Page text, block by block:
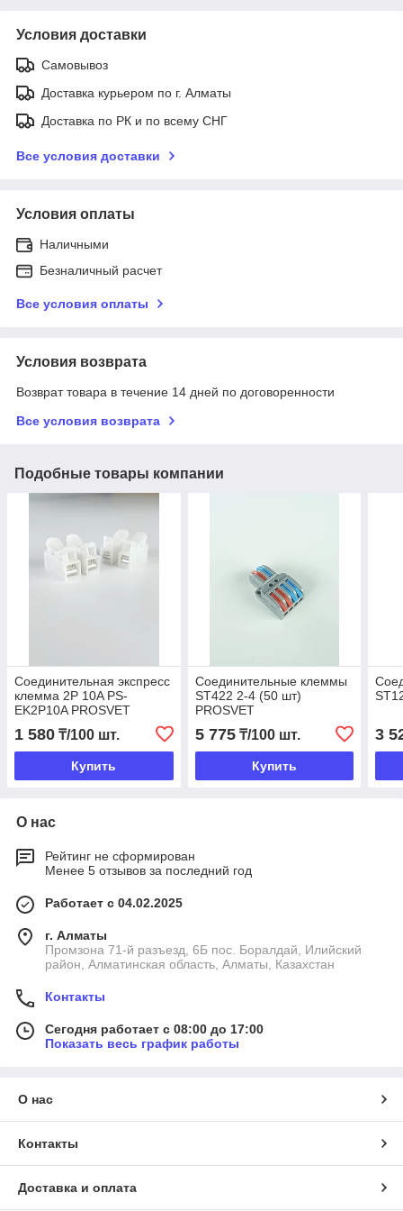
Условия доставки
Самовывоз
Доставка курьером по г. Алматы
Доставка по РК и по всему СНГ
Все условия доставки
Условия оплаты
Наличными
Безналичный расчет
Все условия оплаты
Условия возврата
Возврат товара в течение 14 дней по договоренности
Все условия возврата
Подобные товары компании
Соединительная экспресс
клемма 2P 10A PS-
EK2P10A PROSVET
1 580 ₸/100 шт.
Купить
Соединительные клеммы
ST422 2-4 (50 шт)
PROSVET
5 775₸/100 шт.
Купить
3
О нас
Рейтинг не сформирован
Менее 5 отзывов за последний год
Работает с 04.02.2025
г. Алматы
Промзона 71-й разъезд, 6Б пос. Боралдай, Илийский
район, Алматинская область, Алматы, Казахстан
Контакты
Сегодня работает с 08:00 до 17:00
Показать весь график работы
О нас
Контакты
Доставка и оплата